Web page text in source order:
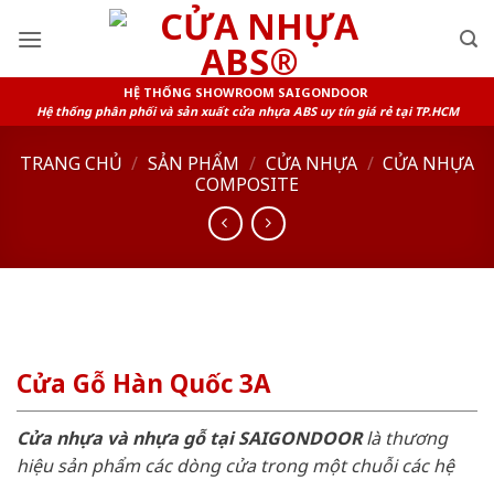
HỆ THỐNG SHOWROOM SAIGONDOOR
Hệ thống phân phối và sản xuất cửa nhựa ABS uy tín giá rẻ tại TP.HCM
TRANG CHỦ / SẢN PHẨM / CỬA NHỰA / CỬA NHỰA
COMPOSITE
Cửa Gỗ Hàn Quốc 3A
Cửa nhựa và nhựa gỗ tại SAIGONDOORlà thương
hiệu sản phẩm các dòng cửa trong một chuỗi các hệ